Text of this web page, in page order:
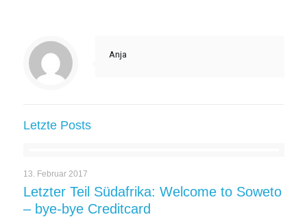
Anja
Letzte Posts
13. Februar 2017
Letzter Teil Südafrika: Welcome to Soweto
– bye-bye Creditcard